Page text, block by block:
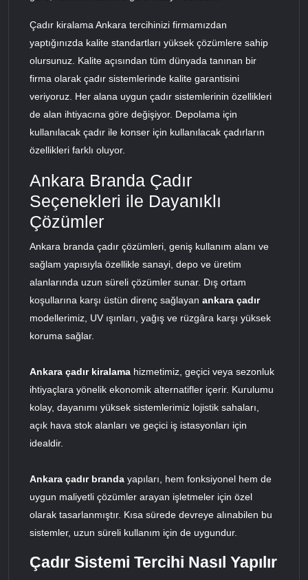
Çadır kiralama Ankara tercihinizi firmamızdan
yaptığınızda kalite standartları yüksek çözümlere sahip
olursunuz. Kalite açısından tüm dünyada tanınan bir
firma olarak çadır sistemlerinde kalite garantisini
veriyoruz. Her alana uygun çadır sistemlerinin özellikleri
de alan ihtiyacına göre değişiyor. Depolama için
kullanılacak çadır ile konser için kullanılacak çadırların
özellikleri farklı oluyor.
Ankara Branda Çadır
Seçenekleri ile Dayanıklı
Çözümler
Ankara branda çadır çözümleri, geniş kullanım alanı ve
sağlam yapısıyla özellikle sanayi, depo ve üretim
alanlarında uzun süreli çözümler sunar. Dış ortam
koşullarına karşı üstün direnç sağlayan ankara çadır
modellerimiz, UV ışınları, yağış ve rüzgâra karşı yüksek
koruma sağlar.
Ankara çadır kiralama hizmetimiz, geçici veya sezonluk
ihtiyaçlara yönelik ekonomik alternatifler içerir. Kurulumu
kolay, dayanımı yüksek sistemlerimiz lojistik sahaları,
açık hava stok alanları ve geçici iş istasyonları için
idealdir.
Ankara çadır branda yapıları, hem fonksiyonel hem de
uygun maliyetli çözümler arayan işletmeler için özel
olarak tasarlanmıştır. Kısa sürede devreye alınabilen bu
sistemler, uzun süreli kullanım için de uygundur.
Çadır Sistemi Tercihi Nasıl Yapılır